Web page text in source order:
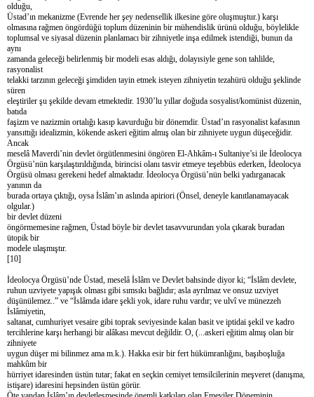
olduğu,
Üstad’ın mekanizme (Evrende her şey nedensellik ilkesine göre oluşmuştur.) karşı
olmasına rağmen öngördüğü toplum düzeninin bir mühendislik ürünü olduğu, böylelikle
toplumsal ve siyasal düzenin planlamacı bir zihniyetle inşa edilmek istendiği, bunun da
aynı
zamanda geleceği belirlenmiş bir modeli esas aldığı, dolayısiyle gene son tahlilde,
rasyonalist
telakki tarzının geleceği şimdiden tayin etmek isteyen zihniyetin tezahürü olduğu şeklinde
süren
eleştiriler şu şekilde devam etmektedir. 1930’lu yıllar doğuda sosyalist/komünist düzenin,
batıda
faşizm ve nazizmin ortalığı kasıp kavurduğu bir dönemdir. Üstad’ın rasyonalist kafasının
yansıttığı idealizmin, kökende askeri eğitim almış olan bir zihniyete uygun düşeceğidir.
Ancak
meselâ Maverdi’nin devlet örgütlenmesini öngören El-Ahkâm-ı Sultaniye’si ile İdeolocya
Örgüsü’nün karşılaştırıldığında, birincisi olanı tasvir etmeye teşebbüs ederken, İdeolocya
Örgüsü olması gerekeni hedef almaktadır. İdeolocya Örgüsü’nün belki yadırganacak
yanının da
burada ortaya çıktığı, oysa İslâm’ın aslında apiriori (Önsel, deneyle kanıtlanamayacak
olgular.)
bir devlet düzeni
öngörmemesine rağmen, Üstad böyle bir devlet tasavvurundan yola çıkarak buradan
ütopik bir
modele ulaşmıştır.
[10]
İdeolocya Örgüsü’nde Üstad, meselâ İslâm ve Devlet bahsinde diyor ki; “İslâm devlete,
ruhun uzviyete yapışık olması gibi sımsıkı bağlıdır; asla ayrılmaz ve onsuz uzviyet
düşünülemez..” ve “İslâmda idare şekli yok, idare ruhu vardır; ve ulvî ve münezzeh
İslâmiyetin,
saltanat, cumhuriyet vesaire gibi toprak seviyesinde kalan basit ve iptidai şekil ve kadro
tercihlerine karşı herhangi bir alâkası mevcut değildir. O, (...askeri eğitim almış olan bir
zihniyete
uygun düşer mi bilinmez ama m.k.). Hakka esir bir fert hükümranlığını, başıboşluğa
mahkûm bir
hürriyet idaresinden üstün tutar; fakat en seçkin cemiyet temsilcilerinin meşveret (danışma,
istişare) idaresini hepsinden üstün görür.